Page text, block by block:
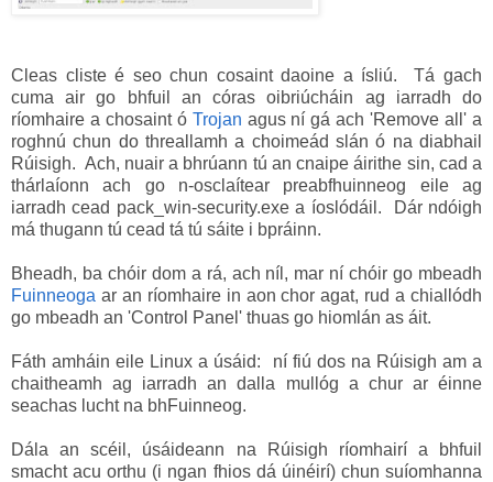
Cleas cliste é seo chun cosaint daoine a ísliú. Tá gach
cuma air go bhfuil an córas oibriúcháin ag iarradh do
ríomhaire a chosaint ó Trojan agus ní gá ach 'Remove all' a
roghnú chun do threallamh a choimeád slán ó na diabhail
Rúisigh. Ach, nuair a bhrúann tú an cnaipe áirithe sin, cad a
thárlaíonn ach go n-osclaítear preabfhuinneog eile ag
iarradh cead pack_win-security.exe a íoslódáil. Dár ndóigh
má thugann tú cead tá tú sáite i bpráinn.
Bheadh, ba chóir dom a rá, ach níl, mar ní chóir go mbeadh
Fuinneoga ar an ríomhaire in aon chor agat, rud a chiallódh
go mbeadh an 'Control Panel' thuas go hiomlán as áit.
Fáth amháin eile Linux a úsáid: ní fiú dos na Rúisigh am a
chaitheamh ag iarradh an dalla mullóg a chur ar éinne
seachas lucht na bhFuinneog.
Dála an scéil, úsáideann na Rúisigh ríomhairí a bhfuil
smacht acu orthu (i ngan fhios dá úinéirí) chun suíomhanna